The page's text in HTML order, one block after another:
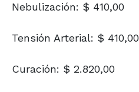
Nebulización: $ 410,00
Tensión Arterial: $ 410,00
Curación: $ 2.820,00